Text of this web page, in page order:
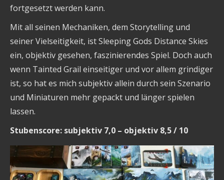
fortgesetzt werden kann.
Mit all seinen Mechaniken, dem Storytelling und
seiner Vielseitigkeit, ist Sleeping Gods Distance Skies
ein, objektiv gesehen, faszinierendes Spiel. Doch auch
wenn Tainted Grail einseitiger und vor allem grindiger
ist, so hat es mich subjektiv allein durch sein Szenario
und Miniaturen mehr gepackt und länger spielen
lassen.
Stubenscore: subjektiv 7,0 – objektiv 8,5 / 10